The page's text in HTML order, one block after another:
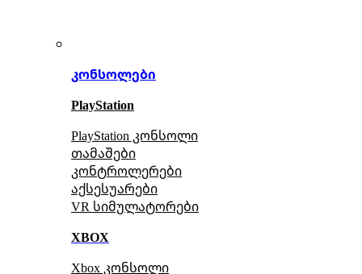
კონსოლები
PlayStation
PlayStation კონსოლი
თამაშები
კონტროლერები
აქსესუარები
VR სიმულატორები
XBOX
Xbox კონსოლი